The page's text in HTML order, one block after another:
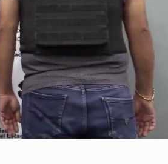
2.5 toneladas de metanfetamina
emérito de Morelia
en México